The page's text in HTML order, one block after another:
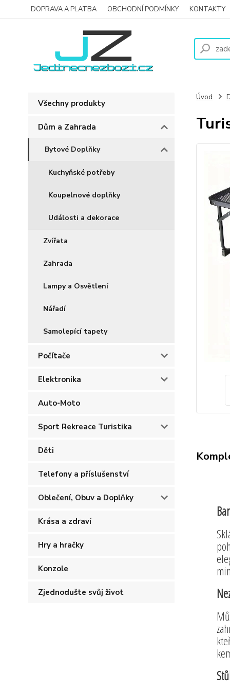
DOPRAVA A PLATBA OBCHODNÍ PODMÍNKY KONTAKTY
Všechny produkty
Dům a Zahrada
Bytové Doplňky
Kuchyňské potřeby
Koupelnové doplňky
Události a dekorace
Zvířata
Zahrada
Lampy a Osvětlení
Nářadí
Samolepící tapety
Počítače
Elektronika
Auto-Moto
Sport Rekreace Turistika
Děti
Telefony a příslušenství
Oblečení, Obuv a Doplňky
Krása a zdraví
Hry a hračky
Konzole
Zjednodušte svůj život
Úvod